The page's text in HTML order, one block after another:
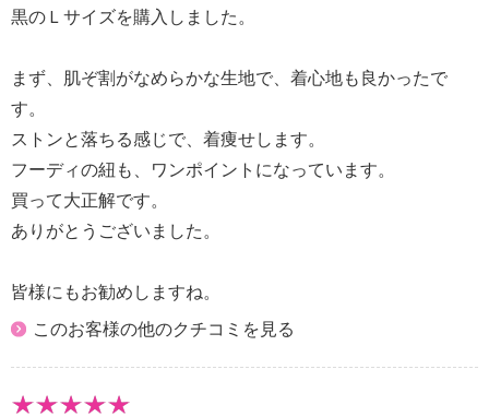
・毛玉が生じるおそれあり
黒のＬサイズを購入しました。
まず、肌ぞ割がなめらかな生地で、着心地も良かったで
す。
ストンと落ちる感じで、着痩せします。
フーディの紐も、ワンポイントになっています。
買って大正解です。
ありがとうございました。
皆様にもお勧めしますね。
このお客様の他のクチコミを見る